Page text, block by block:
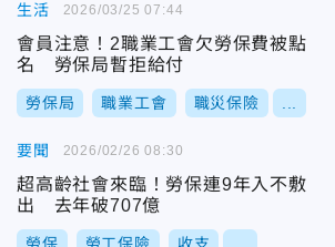
生活
會員注意！2職業工會欠勞保費被點
名 勞保局暫拒給付
勞保局 職業工會 職災保險
2026/03/25 07:44
要聞
超高齡社會來臨！勞保連9年入不敷
出 去年破707億
2026/02/26 08:30